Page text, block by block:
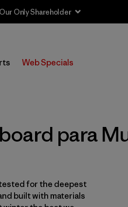
Only Shareholder
Web Specials
para
for the deepest
built with materials